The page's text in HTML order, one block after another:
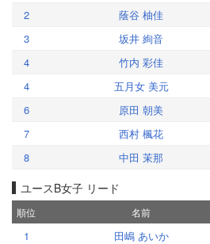
2 蔭谷 柚佳
3
坂井 絢音
4
竹内 彩佳
4
五月女 美元
6
原田 朝美
7
西村 楓花
8
中田 茉那
ユースB女子 リード
順位 名前
1 田嶋 あいか